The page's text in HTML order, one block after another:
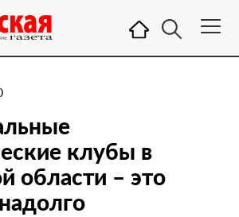
клубы в
области – это